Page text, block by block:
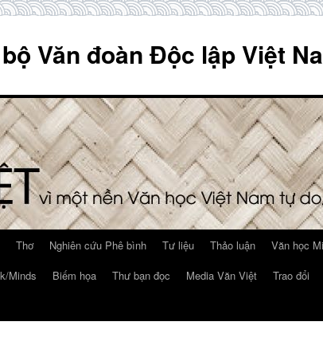
Văn đoàn Độc lập Việt
Thơ Nghiên cứu Phê bình Tư liệu Thảo luận Văn học
Minds Biếm họa Thư bạn đọc Media Văn Việt Trao đổi